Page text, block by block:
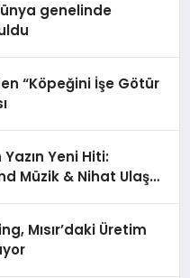
genelinde
“Köpeğini İşe Götür
Yazın Yeni Hiti:
Müzik & Nihat Ulaş
Mısır’daki Üretim